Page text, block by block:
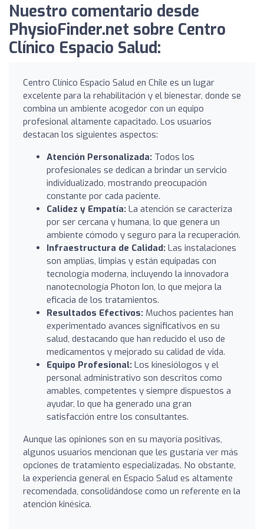
Nuestro comentario desde
PhysioFinder.net sobre Centro
Clínico Espacio Salud:
Centro Clínico Espacio Salud en Chile es un lugar
excelente para la rehabilitación y el bienestar, donde se
combina un ambiente acogedor con un equipo
profesional altamente capacitado. Los usuarios
destacan los siguientes aspectos:
Atención Personalizada: Todos los
profesionales se dedican a brindar un servicio
individualizado, mostrando preocupación
constante por cada paciente.
Calidez y Empatía: La atención se caracteriza
por ser cercana y humana, lo que genera un
ambiente cómodo y seguro para la recuperación.
Infraestructura de Calidad: Las instalaciones
son amplias, limpias y están equipadas con
tecnología moderna, incluyendo la innovadora
nanotecnología Photon Ion, lo que mejora la
eficacia de los tratamientos.
Resultados Efectivos: Muchos pacientes han
experimentado avances significativos en su
salud, destacando que han reducido el uso de
medicamentos y mejorado su calidad de vida.
Equipo Profesional: Los kinesiólogos y el
personal administrativo son descritos como
amables, competentes y siempre dispuestos a
ayudar, lo que ha generado una gran
satisfacción entre los consultantes.
Aunque las opiniones son en su mayoría positivas,
algunos usuarios mencionan que les gustaría ver más
opciones de tratamiento especializadas. No obstante,
la experiencia general en Espacio Salud es altamente
recomendada, consolidándose como un referente en la
atención kinésica.